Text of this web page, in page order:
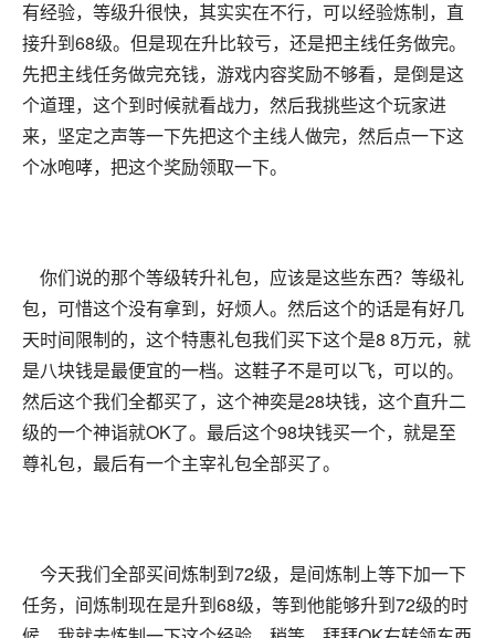
有经验，等级升很快，其实实在不行，可以经验炼制，直
接升到68级。但是现在升比较亏，还是把主线任务做完。
先把主线任务做完充钱，游戏内容奖励不够看，是倒是这
个道理，这个到时候就看战力，然后我挑些这个玩家进
来，坚定之声等一下先把这个主线人做完，然后点一下这
个冰咆哮，把这个奖励领取一下。
你们说的那个等级转升礼包，应该是这些东西？等级礼
包，可惜这个没有拿到，好烦人。然后这个的话是有好几
天时间限制的，这个特惠礼包我们买下这个是8 8万元，就
是八块钱是最便宜的一档。这鞋子不是可以飞，可以的。
然后这个我们全都买了，这个神奕是28块钱，这个直升二
级的一个神诣就OK了。最后这个98块钱买一个，就是至
尊礼包，最后有一个主宰礼包全部买了。
今天我们全部买间炼制到72级，是间炼制上等下加一下
任务，间炼制现在是升到68级，等到他能够升到72级的时